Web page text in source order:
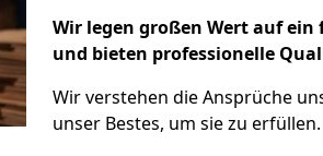
Wir legen großen Wert auf
und bieten professionelle
Wir verstehen die Ansprüche
unser Bestes, um sie zu erfüllen.